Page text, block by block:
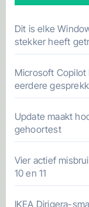
Dit is elke
stekker heeft
Microsoft
eerdere
Update maakt
gehoortest
Vier actief
10 en 11
IKEA Dirigera-